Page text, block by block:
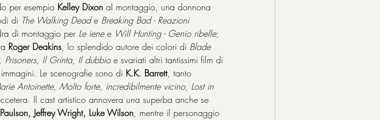
per esempio Kelley Dixon al montaggio, una donnona
di The Walking Dead e Breaking Bad - Reazioni
di montaggio per Le iene e Will Hunting - Genio ribelle;
Roger Deakins , lo splendido autore dei colori di Blade
Il Grinta, Il dubbio e svariati altri tantissimi film di
Le scenografie sono di K.K. Barrett, tanto
Antoinette, Molto forte, incredibilmente vicino, Lost in
Il cast artistico annovera una superba anche se
Jeffrey Wright, Luke Wilson , mentre il personaggio